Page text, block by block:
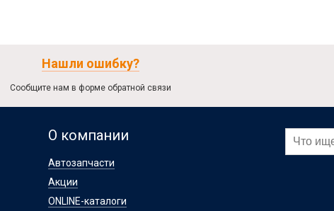
Нашли ошибку?
Сообщите нам в форме обратной связи
О компании
Автозапчасти
Акции
ONLINE-каталоги